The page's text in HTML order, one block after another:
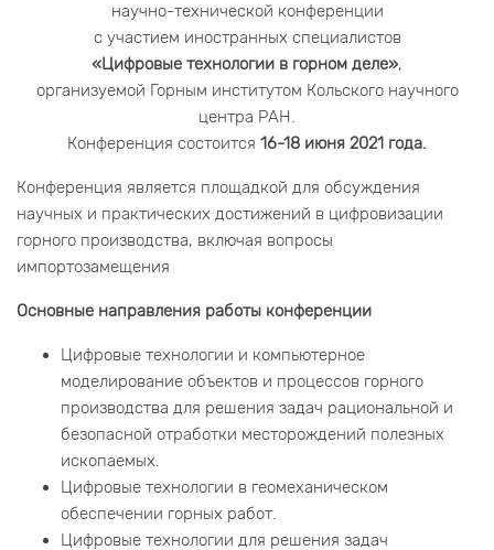
научно-технической конференции
с участием иностранных специалистов
«Цифровые технологии в горном деле»,
организуемой Горным институтом Кольского научного
центра РАН.
Конференция состоится 16-18 июня 2021 года.
Конференция является площадкой для обсуждения
научных и практических достижений в цифровизации
горного производства, включая вопросы
импортозамещения
Основные направления работы конференции
Цифровые технологии и компьютерное
моделирование объектов и процессов горного
производства для решения задач рациональной и
безопасной отработки месторождений полезных
ископаемых.
Цифровые технологии в геомеханическом
обеспечении горных работ.
Цифровые технологии для решения задач